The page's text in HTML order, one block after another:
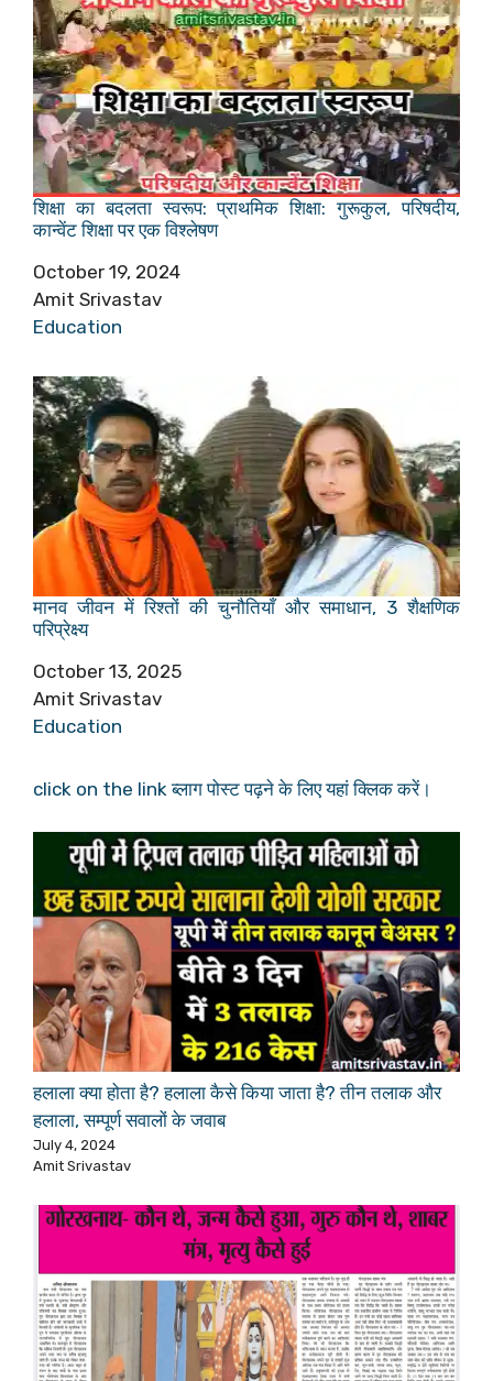
शिक्षा का बदलता स्वरूप: प्राथमिक शिक्षा: गुरूकुल, परिषदीय,
कान्वेंट शिक्षा पर एक विश्लेषण
Date
October 19, 2024
Author
Amit Srivastav
In relation to
Education
मानव जीवन में रिश्तों की चुनौतियाँ और समाधान, 3 शैक्षणिक
परिप्रेक्ष्य
Date
October 13, 2025
Author
Amit Srivastav
In relation to
Education
click on the link ब्लाग पोस्ट पढ़ने के लिए यहां क्लिक करें।
हलाला क्या होता है? हलाला कैसे किया जाता है? तीन तलाक और
हलाला, सम्पूर्ण सवालों के जवाब
July 4, 2024
Amit Srivastav